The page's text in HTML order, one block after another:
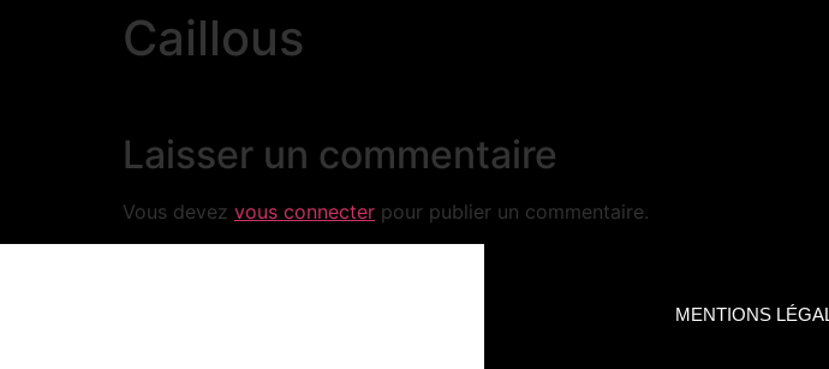
Caillous
Laisser un commentaire
Vous devez vous connecter pour publier un commentaire.
MENTIONS